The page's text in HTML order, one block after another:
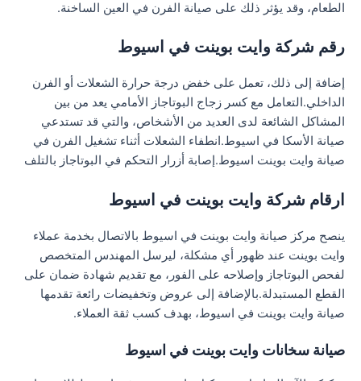
الطعام، وقد يؤثر ذلك على صيانة الفرن في العين الساخنة.
رقم شركة وايت بوينت في اسيوط
إضافة إلى ذلك، تعمل على خفض درجة حرارة الشعلات أو الفرن
الداخلي.التعامل مع كسر زجاج البوتاجاز الأمامي يعد من بين
المشاكل الشائعة لدى العديد من الأشخاص، والتي قد تستدعي
صيانة الأسكا في اسيوط.انطفاء الشعلات أثناء تشغيل الفرن في
صيانة وايت بوينت اسيوط.إصابة أزرار التحكم في البوتاجاز بالتلف
ارقام شركة وايت بوينت في اسيوط
ينصح مركز صيانة وايت بوينت في اسيوط بالاتصال بخدمة عملاء
وايت بوينت عند ظهور أي مشكلة، ليرسل المهندس المتخصص
لفحص البوتاجاز وإصلاحه على الفور، مع تقديم شهادة ضمان على
القطع المستبدلة.بالإضافة إلى عروض وتخفيضات رائعة تقدمها
صيانة وايت بوينت في اسيوط، بهدف كسب ثقة العملاء.
صيانة سخانات وايت بوينت في اسيوط